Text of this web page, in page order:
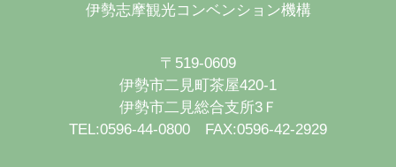
伊勢志摩観光コンベンション機構
〒519-0609
伊勢市二見町茶屋420-1
伊勢市二見総合支所3Ｆ
TEL:0596-44-0800 FAX:0596-42-2929